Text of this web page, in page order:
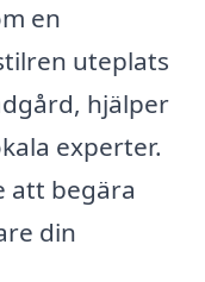
en
uteplats
hjälper
experter.
att begära
din